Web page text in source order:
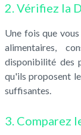
2. Vérifiez la
Une fois que
alimentaires,
disponibilité des
qu'ils proposent
suffisantes.
3. Comparez